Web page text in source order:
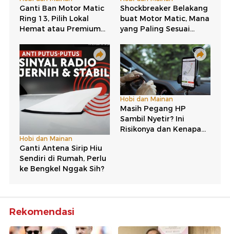
Rekomendasi